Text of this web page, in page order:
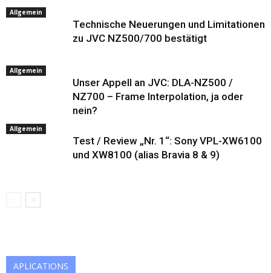
Allgemein
Technische Neuerungen und Limitationen
zu JVC NZ500/700 bestätigt
Allgemein
Unser Appell an JVC: DLA-NZ500 /
NZ700 – Frame Interpolation, ja oder
nein?
Allgemein
Test / Review „Nr. 1“: Sony VPL-XW6100
und XW8100 (alias Bravia 8 & 9)
APLICATIONS